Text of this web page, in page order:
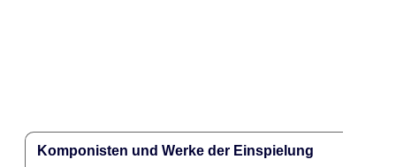
Komponisten und Werke der Einspielung